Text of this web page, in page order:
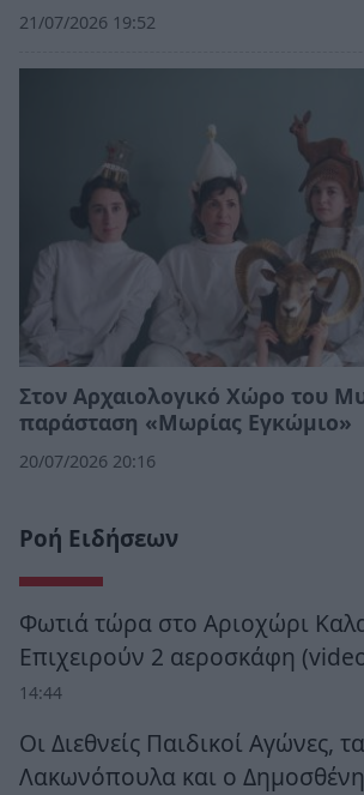
21/07/2026 19:52
Στον Αρχαιολογικό Χώρο του
παράσταση «Μωρίας Εγκώμιο»
20/07/2026 20:16
Ροή Ειδήσεων
Φωτιά τώρα στο Αριοχώρι
Επιχειρούν 2 αεροσκάφη
14:44
Οι Διεθνείς Παιδικοί Αγώνες, τα
Λακωνόπουλα και ο